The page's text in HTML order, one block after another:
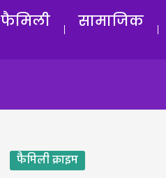
फैमिली सामाजिक
फैमिली क्राइम